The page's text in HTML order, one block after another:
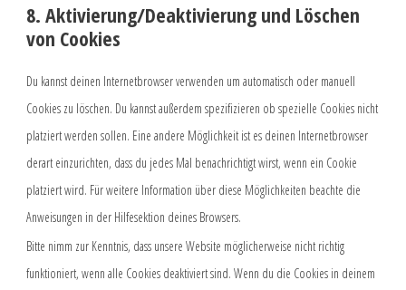
8. Aktivierung/Deaktivierung und Löschen
von Cookies
Du kannst deinen Internetbrowser verwenden um automatisch oder manuell
Cookies zu löschen. Du kannst außerdem spezifizieren ob spezielle Cookies nicht
platziert werden sollen. Eine andere Möglichkeit ist es deinen Internetbrowser
derart einzurichten, dass du jedes Mal benachrichtigt wirst, wenn ein Cookie
platziert wird. Für weitere Information über diese Möglichkeiten beachte die
Anweisungen in der Hilfesektion deines Browsers.
Bitte nimm zur Kenntnis, dass unsere Website möglicherweise nicht richtig
funktioniert, wenn alle Cookies deaktiviert sind. Wenn du die Cookies in deinem